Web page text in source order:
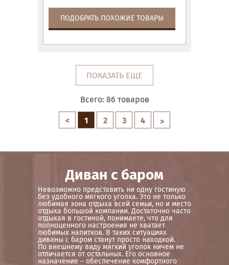
ПОДОБРАТЬ ПОХОЖИЕ ТОВАРЫ
ПОКАЗАТЬ ЕЩЕ
Всего: 86 товаров
< 1 2 3 4 >
Диван с баром
Невозможно представить ни одну гостиную
без удобного мягкого уголка. Это не только
любимая зона отдыха всей семьи, но и место
отдыха большой компании. Достаточно часто
отдыхая в гостиной, понимаете, что для
полноценного настроения не хватает
любимых напитков. В таких ситуациях
диваны с баром станут просто находкой.
По внешнему виду мягкий уголок ничем не
отличается от остальных. Его основное
назначение – обеспечение комфортного